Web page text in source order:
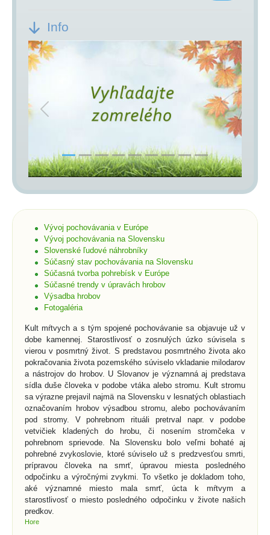
Info
Previous Next
Vývoj pochovávania v Európe
Vývoj pochovávania na Slovensku
Slovenské ľudové náhrobníky
Súčasný stav pochovávania na Slovensku
Súčasná tvorba pohrebísk v Európe
Súčasné trendy v úpravách hrobov
Výsadba hrobov
Fotogaléria
Kult mŕtvych a s tým spojené pochovávanie sa objavuje už v
dobe kamennej. Starostlivosť o zosnulých úzko súvisela s
vierou v posmrtný život. S predstavou posmrtného života ako
pokračovania života pozemského súviselo vkladanie milodarov
a nástrojov do hrobov. U Slovanov je významná aj predstava
sídla duše človeka v podobe vtáka alebo stromu. Kult stromu
sa výrazne prejavil najmä na Slovensku v lesnatých oblastiach
označovaním hrobov výsadbou stromu, alebo pochovávaním
pod stromy. V pohrebnom rituáli pretrval napr. v podobe
vetvičiek kladených do hrobu, či nosením stromčeka v
pohrebnom sprievode. Na Slovensku bolo veľmi bohaté aj
pohrebné zvykoslovie, ktoré súviselo už s predzvesťou smrti,
prípravou človeka na smrť, úpravou miesta posledného
odpočinku a výročnými zvykmi. To všetko je dokladom toho,
aké významné miesto mala smrť, úcta k mŕtvym a
starostlivosť o miesto posledného odpočinku v živote našich
predkov.
Hore